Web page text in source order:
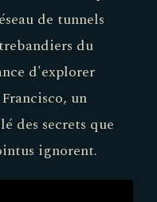
de tunnels
du
d'explorer
un
des secrets que
ignorent.